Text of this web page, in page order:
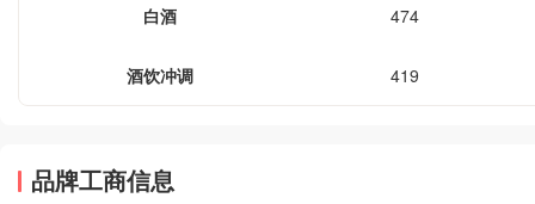
白酒 474
酒饮冲调 419
品牌工商信息